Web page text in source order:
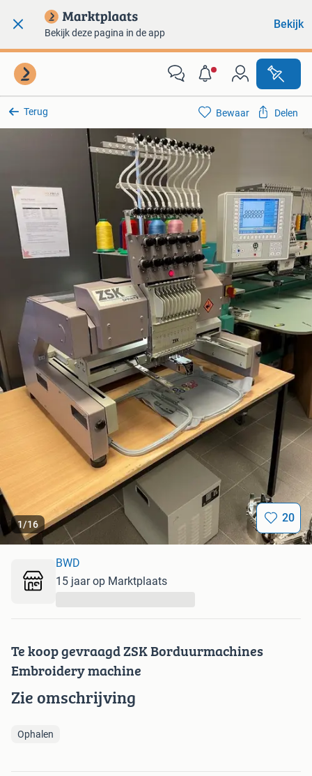
Bekijk deze pagina in de app
Bekijk
Terug
1/16 20
Bewaar Delen
Te koop gevraagd ZSK Borduurmachines
Embroidery machine
Zie omschrijving
Ophalen
BWD
15 jaar op Marktplaats